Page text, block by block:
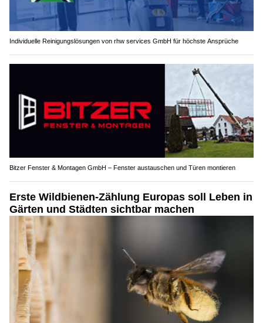
Individuelle Reinigungslösungen von rhw services GmbH für höchste Ansprüche
Bitzer Fenster & Montagen GmbH – Fenster austauschen und Türen montieren
Erste Wildbienen-Zählung Europas soll Leben in
Gärten und Städten sichtbar machen